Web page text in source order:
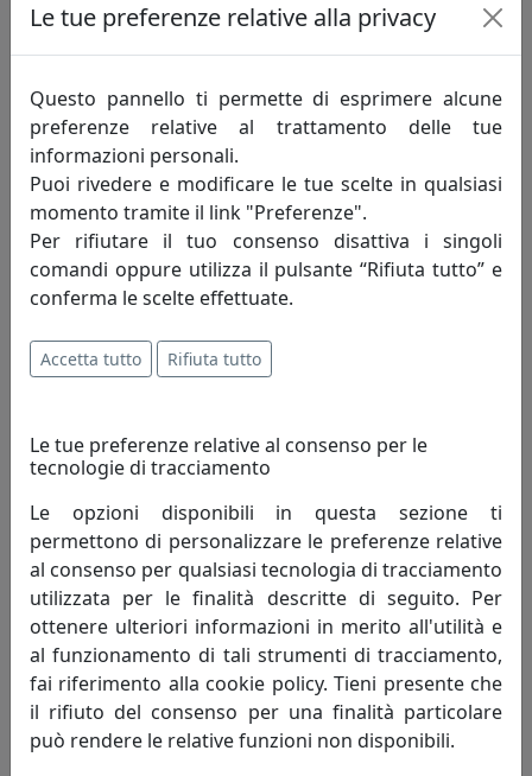
PLAFONIERA COLLEZIONE SIENA C1184-6
Ferroluce
PLAFONIERA COLLEZIONE SIENA C1186-3
Ferroluce
826,00 €
Le tue preferenze relative alla privacy
Questo pannello ti permette di esprimere alcune
preferenze relative al trattamento delle tue
informazioni personali.
Puoi rivedere e modificare le tue scelte in qualsiasi
momento tramite il link "Preferenze".
Per rifiutare il tuo consenso disattiva i singoli
comandi oppure utilizza il pulsante “Rifiuta tutto” e
conferma le scelte effettuate.
Accetta tutto Rifiuta tutto
Le tue preferenze relative al consenso per le
tecnologie di tracciamento
Le opzioni disponibili in questa sezione ti
permettono di personalizzare le preferenze relative
al consenso per qualsiasi tecnologia di tracciamento
utilizzata per le finalità descritte di seguito. Per
ottenere ulteriori informazioni in merito all'utilità e
al funzionamento di tali strumenti di tracciamento,
fai riferimento alla cookie policy. Tieni presente che
il rifiuto del consenso per una finalità particolare
può rendere le relative funzioni non disponibili.